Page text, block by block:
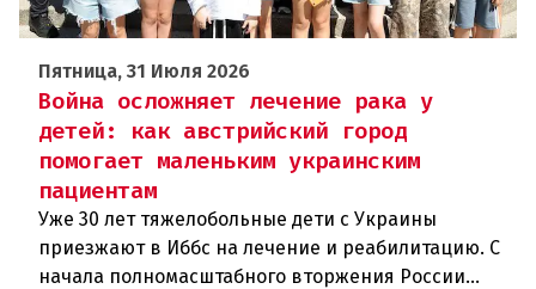
Пятница, 31 Июля 2026
Война осложняет лечение рака у
детей: как австрийский город
помогает маленьким украинским
пациентам
Уже 30 лет тяжелобольные дети с Украины
приезжают в Иббс на лечение и реабилитацию. С
начала полномасштабного вторжения России